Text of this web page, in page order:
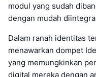
modul yang sudah
dengan mudah
Dalam ranah identitas
menawarkan dompet
yang memungkinkan
digital mereka dengan